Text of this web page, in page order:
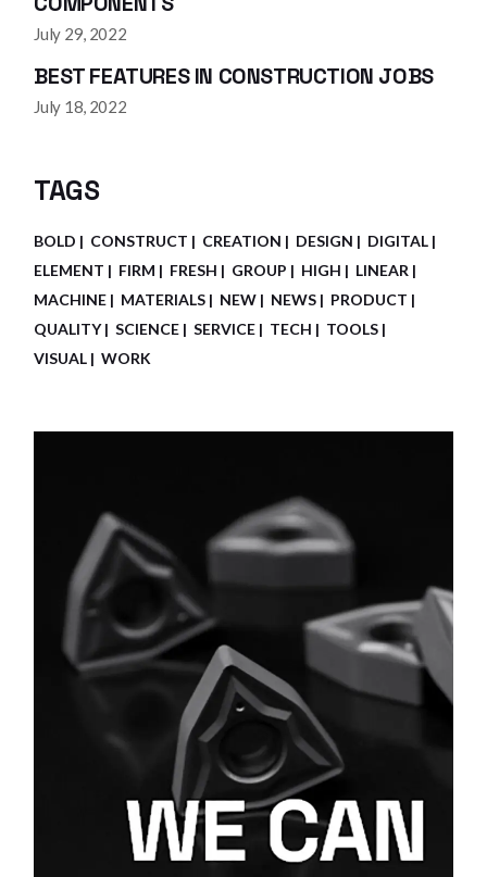
July 29, 2022
BEST FEATURES IN CONSTRUCTION JOBS
July 18, 2022
TAGS
BOLD CONSTRUCT CREATION DESIGN
DIGITAL
ELEMENT
FIRM FRESH GROUP HIGH
LINEAR
MACHINE
MATERIALS NEW NEWS
PRODUCT
QUALITY
SCIENCE SERVICE TECH
TOOLS
VISUAL
WORK